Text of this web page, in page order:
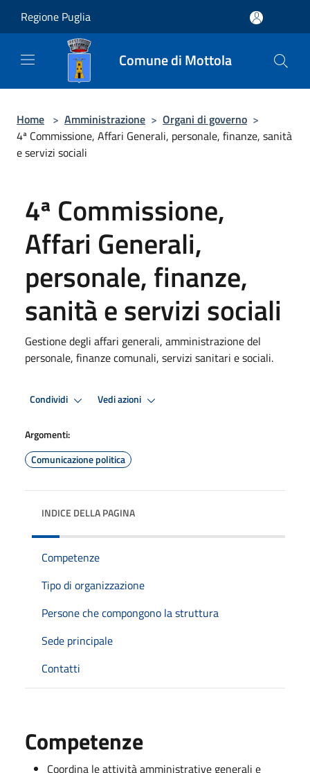
Regione Puglia
Comune di Mottola
Home > Amministrazione > Organi di governo >
4ª Commissione, Affari Generali, personale, finanze, sanità
e servizi sociali
4ª Commissione,
Affari Generali,
personale, finanze,
sanità e servizi sociali
Gestione degli affari generali, amministrazione del
personale, finanze comunali, servizi sanitari e sociali.
Condividi Vedi azioni
Argomenti:
Comunicazione politica
INDICE DELLA PAGINA
Competenze
Tipo di organizzazione
Persone che compongono la struttura
Sede principale
Contatti
Competenze
Coordina le attività amministrative generali e